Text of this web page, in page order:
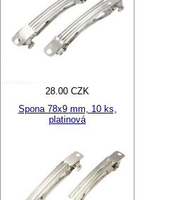
28.00 CZK
Spona 78x9 mm, 10 ks,
platinová